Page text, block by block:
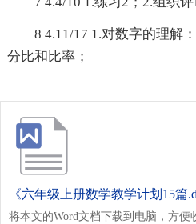
8 4.11/17 1.对数字的理解
分比和比率；
《六年级上册数学教学计划15篇
将本文的Word文档下载到电脑，方便